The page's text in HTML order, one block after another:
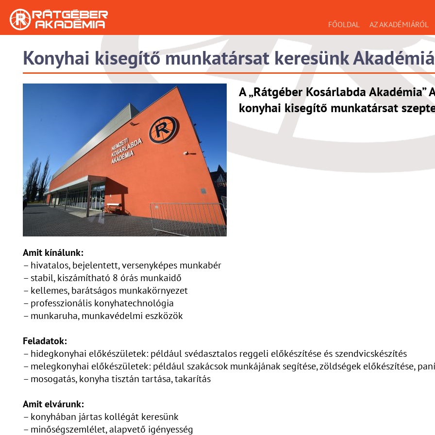
FŐOLDAL AZ AKADÉMIÁRÓL
Konyhai kisegítő munkatársat keresünk
A „Rátgéber Kosárlabda
konyhai kisegítő munkatársat
Amit kínálunk:
– hivatalos, bejelentett, versenyképes munkabér
– stabil, kiszámítható 8 órás munkaidő
– kellemes, barátságos munkakörnyezet
– professzionális konyhatechnológia
– munkaruha, munkavédelmi eszközök
Feladatok:
– hidegkonyhai előkészületek: például svédasztalos reggeli előkészítése és szendvicskészítés
– melegkonyhai előkészületek: például szakácsok munkájának segítése, zöldségek előkészítése,
– mosogatás, konyha tisztán tartása, takarítás
Amit elvárunk:
– konyhában jártas kollégát keresünk
– minőségszemlélet, alapvető igényesség